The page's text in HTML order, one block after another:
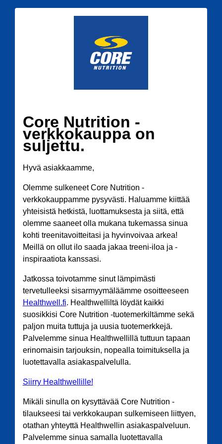
Core Nutrition -
verkkokauppa on
suljettu.
Hyvä asiakkaamme,
Olemme sulkeneet Core Nutrition -
verkkokauppamme pysyvästi. Haluamme kiittää
yhteisistä hetkistä, luottamuksesta ja siitä, että
olemme saaneet olla mukana tukemassa sinua
kohti treenitavoitteitasi ja hyvinvoivaa arkea!
Meillä on ollut ilo saada jakaa treeni-iloa ja -
inspiraatiota kanssasi.
Jatkossa toivotamme sinut lämpimästi
tervetulleeksi sisarmyymäläämme osoitteeseen
Healthwell.fi. Healthwelliltä löydät kaikki
suosikkisi Core Nutrition -tuotemerkiltämme sekä
paljon muita tuttuja ja uusia tuotemerkkejä.
Palvelemme sinua Healthwellillä tuttuun tapaan
erinomaisin tarjouksin, nopealla toimituksella ja
luotettavalla asiakaspalvelulla.
Siirry Healthwellille!
Mikäli sinulla on kysyttävää Core Nutrition -
tilaukseesi tai verkkokaupan sulkemiseen liittyen,
otathan yhteyttä Healthwellin asiakaspalveluun.
Palvelemme sinua samalla luotettavalla